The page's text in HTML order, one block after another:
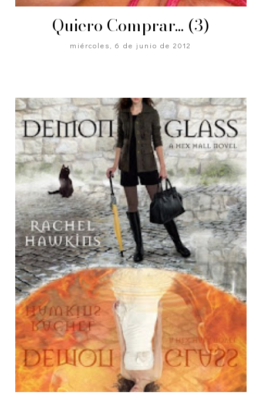
Quiero Comprar... (3)
miércoles, 6 de junio de 2012